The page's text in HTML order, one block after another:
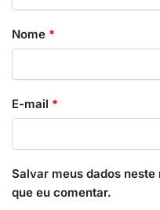
Nome *
E-mail *
Salvar meus dados
que eu comentar.